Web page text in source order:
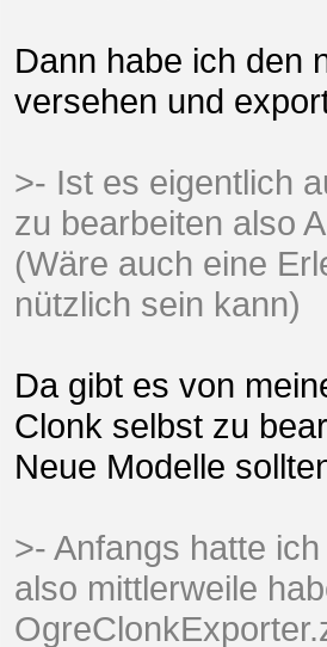
Dann habe ich den
versehen und
>- Ist es eigentlich
zu bearbeiten also
(Wäre auch eine
nützlich sein kann)
Da gibt es von
Clonk selbst zu
Neue Modelle
>- Anfangs hatte
also mittlerweile